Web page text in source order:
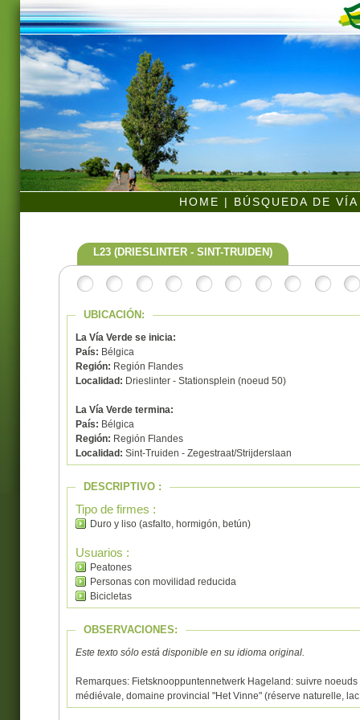
HOME | BÚSQUEDA DE
L23 (DRIESLINTER - SINT-TRUIDEN)
UBICACIÓN:
La Vía Verde se inicia:
País: Bélgica
Región: Región Flandes
Localidad: Drieslinter - Stationsplein (noeud 50)
La Vía Verde termina:
País: Bélgica
Región: Región Flandes
Localidad: Sint-Truiden - Zegestraat/Strijderslaan
DESCRIPTIVO :
Tipo de firmes :
Duro y liso (asfalto, hormigón, betún)
Usuarios :
Peatones
Personas con movilidad reducida
Bicicletas
OBSERVACIONES:
Este texto sólo está disponible en su idioma original.
Remarques: Fietsknooppuntennetwerk Hageland: suivre
médiévale, domaine provincial "Het Vinne" (réserve naturelle,